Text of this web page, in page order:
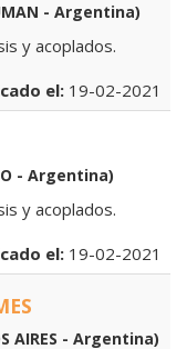
- Argentina)
y acoplados.
el: 19-02-2021
- Argentina)
y acoplados.
el: 19-02-2021
AIRES - Argentina)